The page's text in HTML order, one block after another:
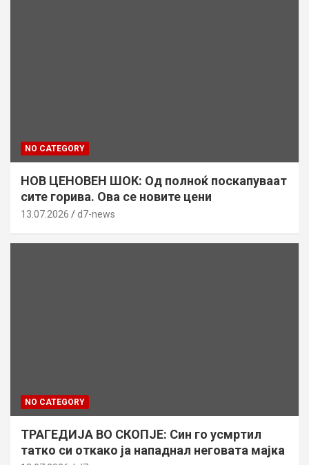
NO CATEGORY
НОВ ЦЕНОВЕН ШОК: Од полноќ поскапуваат
сите горива. Ова се новите цени
13.07.2026 d7-news
NO CATEGORY
ТРАГЕДИЈА ВО СКОПЈЕ: Син го усмртил
татко си откако ја нападнал неговата мајка